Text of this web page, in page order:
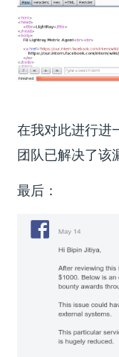
在我对此进行进
团队已解决了该
最后：